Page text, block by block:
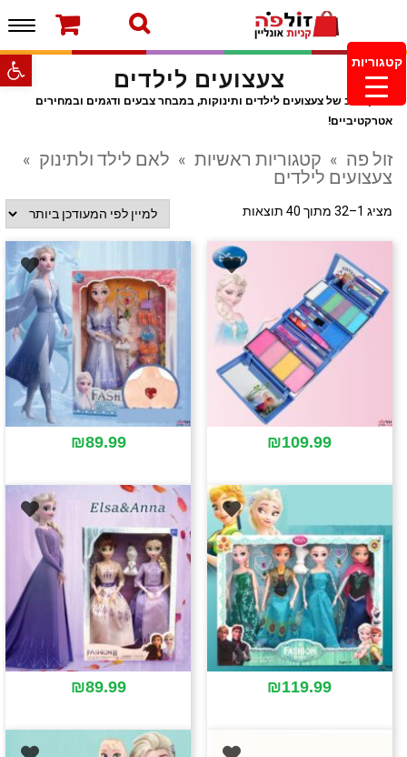
פתח
ברוכים הבאים לחנות של זולפה!
עמוד הבית
משלוחים והחזרות
מוצרים חדשים
צור קשר
מעקב הזמנות
מינימום הזמנה 99.99 ש”ח – משלוח חינם ברכישה
צעצועים לילדים
מגוון רחב של צעצועים לילדים ותינוקות, במבחר צבעים ודגמים ובמחירים
אטרקטיביים!
זול פה » קטגוריות ראשיות » לאם לילד ולתינוק »
צעצועים לילדים
מציג 1–32 מתוך 40 תוצאות
₪109.99
₪89.99
₪119.99
₪89.99
קטגוריות